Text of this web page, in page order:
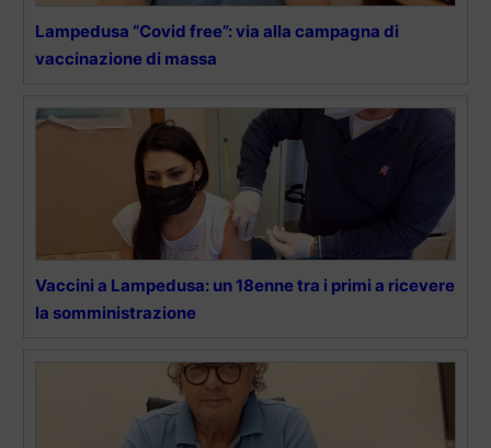
Lampedusa “Covid free”: via alla campagna di
vaccinazione di massa
Vaccini a Lampedusa: un 18enne tra i primi a ricevere
la somministrazione